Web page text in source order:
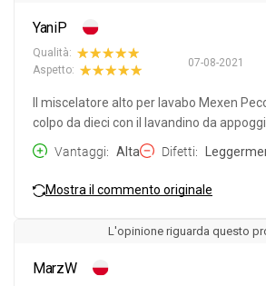
YaniP
07-08-2021
Qualità:
Aspetto:
Il miscelatore alto per lavabo Mexen
colpo da dieci con il lavandino da
Vantaggi
Alta Difetti
Mostra il commento originale
L'opinione riguarda questo
MarzW